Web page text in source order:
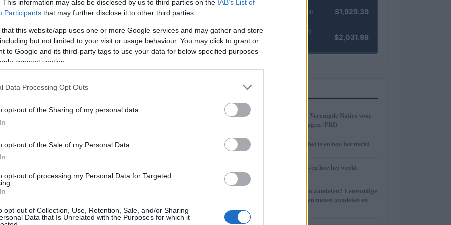
This information may also be disclosed by us to third parties on the IAB’s List of
Participants that may further disclose it to other third parties.
that this website/app uses one or more Google services and may gather and store
but not limited to your visit or usage behaviour. You may click to grant or
to Google and its third-party tags to use your data for below specified purposes
consent section.
Data Processing Opt Outs
opt-out of the Sharing of my personal data.
opt-out of the Sale of my Personal Data.
opt-out of processing my Personal Data for Targeted
opt-out of Collection, Use, Retention, Sale, and/or Sharing
Data that Is Unrelated with the Purposes for which it
veel beleggingsproducten.Etoro biedt
verschillende aandelen op eToro.Gebruikers
verhandelen van aandelen op het platform.
ter wereld. Een voorbeeld is Londen, New York,
vele anderen.
(ETH) $1,929.39
kpk ETH Yield
(KPK ETH YIELD)
$2,031.88
MEEST GELEZEN
1
Beginselen van de Verenigde Naties voor
verantwoord beleggen (PRI)
2 Trust Wallet: wat het is en hoe het werkt
3 BlockFi: wat het is en hoe het werkt
Wat zijn effecten en aandelen? Eenvoudige
uitleg en verschillen tussen aandelen en